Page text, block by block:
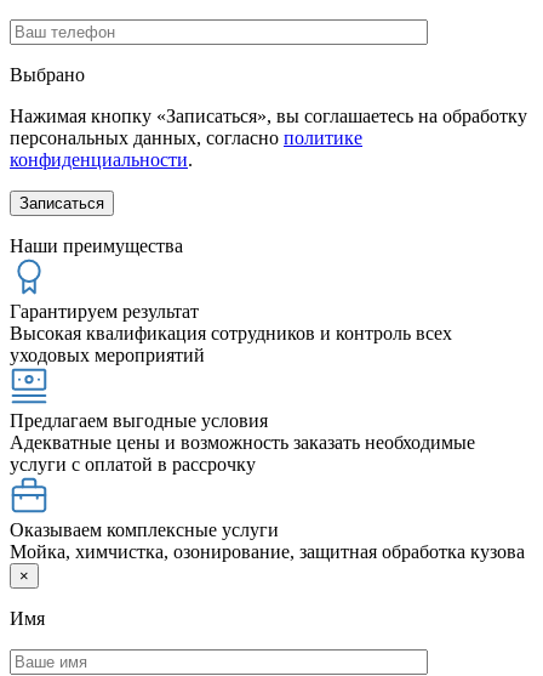
Выбрано
Нажимая кнопку «Записаться», вы соглашаетесь на обработку
персональных данных, согласно политике
конфиденциальности.
Наши преимущества
Гарантируем результат
Высокая квалификация сотрудников и контроль всех
уходовых мероприятий
Предлагаем выгодные условия
Адекватные цены и возможность заказать необходимые
услуги с оплатой в рассрочку
Оказываем комплексные услуги
Мойка, химчистка, озонирование, защитная обработка кузова
×
Имя